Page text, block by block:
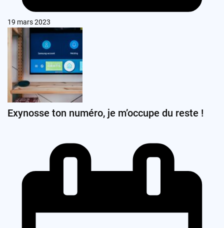
19 mars 2023
Exynosse ton numéro, je m’occupe du reste !